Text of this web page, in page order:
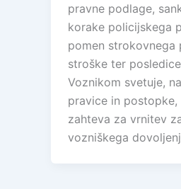
pravne podlage,
korake policijskega
pomen strokovnega
stroške ter
Voznikom svetuje,
pravice in
zahteva za vrnitev
vozniškega